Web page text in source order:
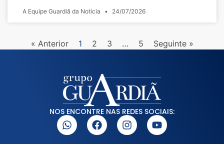
A Equipe Guardiã da Notícia 24/07/2026
« Anterior 1 2 3 … 5 Seguinte »
NOS ENCONTRE NAS REDES SOCIAIS: